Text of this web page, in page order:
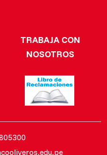
TRABAJA CON
NOSOTROS